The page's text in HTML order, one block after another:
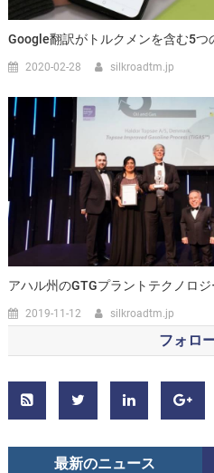
Google翻訳がトルクメンを含む5つ
2020-02-28 silkroadtm.jp
アハル州のGTGプラントテクノロ
2019-11-12 silkroadtm.jp
フォロ
最新のニュース